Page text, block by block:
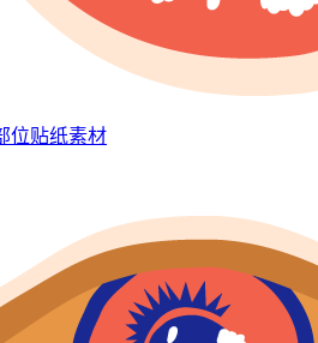
位贴纸素材